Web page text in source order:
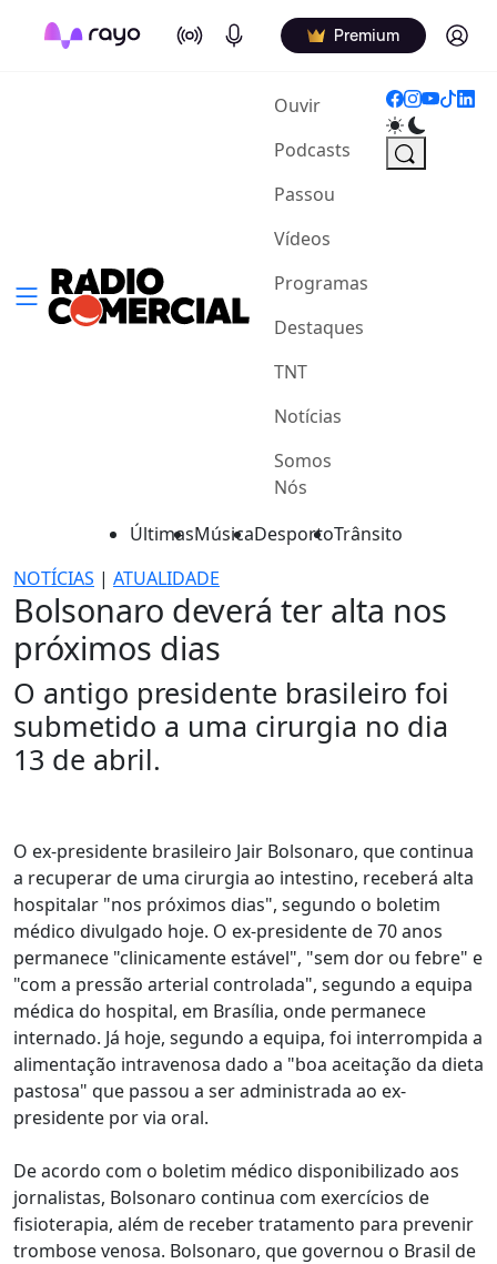
On Air Podcasts Premium Log in
Ouvir(current)
Podcasts
Passou
Vídeos
Programas
Destaques
TNT
Notícias
Somos
Nós
ÚltimasMúsicaDesportoTrânsito
NOTÍCIAS | ATUALIDADE
Bolsonaro deverá ter alta nos
próximos dias
O antigo presidente brasileiro foi
submetido a uma cirurgia no dia
13 de abril.
O ex-presidente brasileiro Jair Bolsonaro, que continua
a recuperar de uma cirurgia ao intestino, receberá alta
hospitalar "nos próximos dias", segundo o boletim
médico divulgado hoje. O ex-presidente de 70 anos
permanece "clinicamente estável", "sem dor ou febre" e
"com a pressão arterial controlada", segundo a equipa
médica do hospital, em Brasília, onde permanece
internado. Já hoje, segundo a equipa, foi interrompida a
alimentação intravenosa dado a "boa aceitação da dieta
pastosa" que passou a ser administrada ao ex-
presidente por via oral.
De acordo com o boletim médico disponibilizado aos
jornalistas, Bolsonaro continua com exercícios de
fisioterapia, além de receber tratamento para prevenir
trombose venosa. Bolsonaro, que governou o Brasil de